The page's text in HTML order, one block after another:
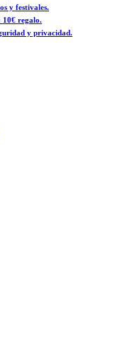
y festivales.
10€ regalo.
y privacidad.